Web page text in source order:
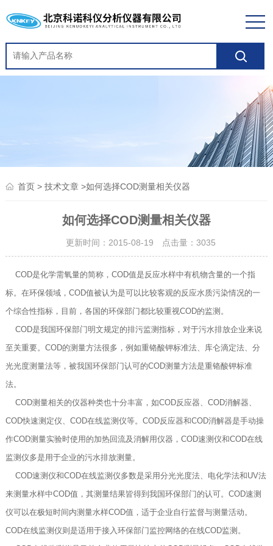
首页> 技术文章>如何选择COD测量相关仪器
如何选择COD测量相关仪器
更新时间：2015-08-19 点击量： 3035
COD是化学需氧量的简称，COD值是反应水样中有机物含量的一个指
标。在环保领域，COD值被认为是可以比较客观的反应水质污染情况的一
个综合性指标，目前，各国的环保部门都比较重视COD的监测。
COD是我国环保部门明文规定的排污监测指标，对于污水排放企业来说
至关重要。COD的测量方法很多，例如重铬酸钾标准法、库仑滴定法、分
光光度测量法等，被我国环保部门认可的COD测量方法是重铬酸钾标准
法。
COD测量相关的仪器种类也十分丰富，如COD反应器、COD消解器、
COD快速测定仪、COD在线监测仪等。COD反应器和COD消解器是手动操
作COD测量实验时使用的加热回流及消解用仪器，COD速测仪和COD在线
监测仪多是用于企业的污水排放测量。
COD速测仪和COD在线监测仪多数是采用分光光度法、电化学法和UV法
来测量水样中COD值，其测量结果皆得到我国环保部门的认可。COD速测
仪可以在极短时间内测量水样COD值，适于企业自行监督与测量活动。
COD在线监测仪则是适用于接入环保部门监控网络的在线COD监测。